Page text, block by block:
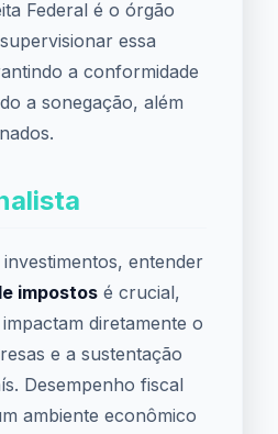
Federal é o órgão
essa
a conformidade
a sonegação, além
entender
impostos é crucial,
diretamente o
e a sustentação
Desempenho fiscal
ambiente econômico